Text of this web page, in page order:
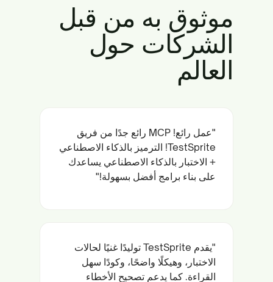
موثوق به من قبل
الشركات حول
العالم
"عمل رائع! MCP رائع جدًا من فريق
TestSprite! الترميز بالذكاء الاصطناعي
+ الاختبار بالذكاء الاصطناعي يساعدك
على بناء برامج أفضل بسهولة!"
"يقدم TestSprite توليدًا غنيًا لحالات
الاختبار، وهيكلًا واضحًا، وكودًا سهل
القراءة. كما يدعم تصحيح الأخطاء